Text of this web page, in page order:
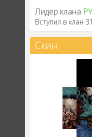
Лидер клана
Вступил в клан
Скин